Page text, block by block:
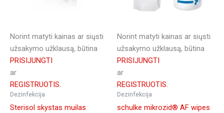
Norint matyti kainas ar siųsti
užsakymo užklausą, būtina
PRISIJUNGTI
ar
REGISTRUOTIS.
Dezinfekcija
Sterisol skystas muilas
Norint matyti kainas ar siųsti
užsakymo užklausą, būtina
PRISIJUNGTI
ar
REGISTRUOTIS.
Dezinfekcija
schulke mikrozid® AF wipes